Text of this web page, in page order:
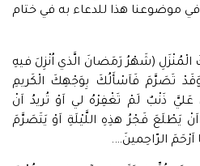
موضوعنا هذا للدعاء به في ختام
الْمُنْزَلِ (شَهْرُ رَمَضانَ الَّذي اُنْزِلَ فيهِ
تَصَرَّمَ فَاَسْأَلُكَ بِوَجْهِكَ الْكَريمِ
عَليَّ ذَنْبٌ لَمْ تَغْفِرْهُ لي اَوْ تُريدُ اَنْ
يَطْلَعَ فَجْرُ هذِهِ اللَّيْلَةِ اَوْ يَتَصَرَّمَ
اَرْحَمَ الرّاحِمينَ….